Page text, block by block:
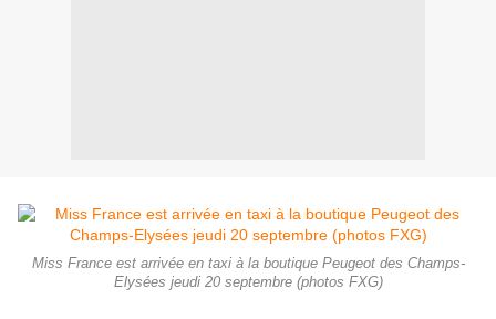
Miss France est arrivée en taxi à la boutique Peugeot des Champs-
Elysées jeudi 20 septembre (photos FXG)